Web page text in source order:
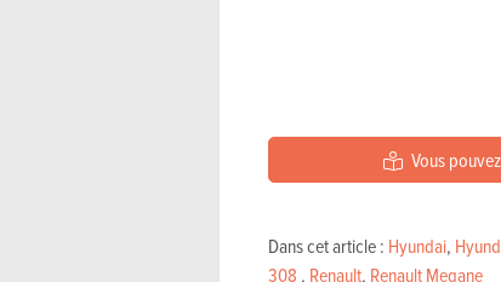
Vous
Dans cet article : Hyundai,
308 , Renault, Renault Megane